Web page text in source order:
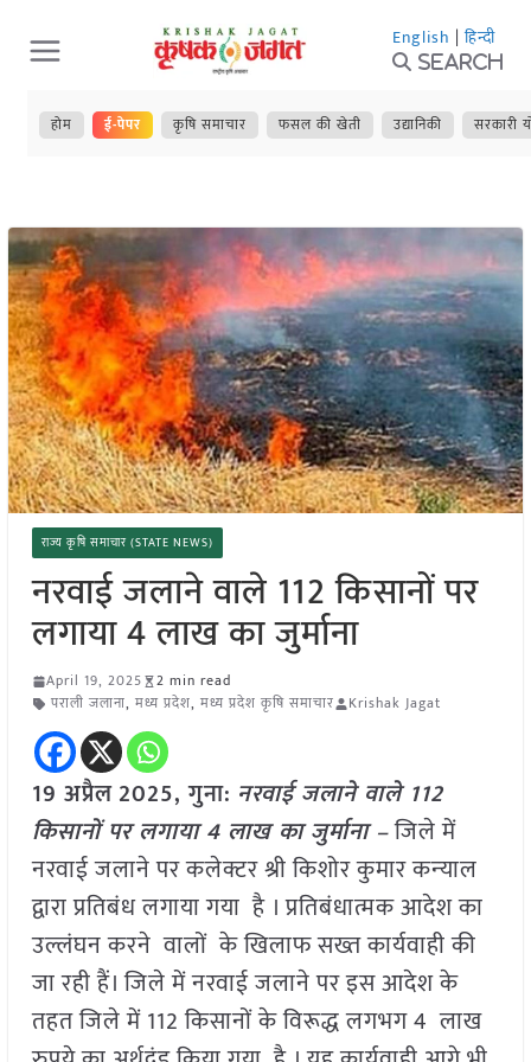
Skip
to
content
English | हिन्दी
Search
होम ई-पेपर कृषि समाचार फसल की खेती उद्यानिकी सरकारी
राज्य कृषि समाचार (STATE NEWS)
नरवाई जलाने वाले 112 किसानों पर
लगाया 4 लाख का जुर्माना
April 19, 2025
2 min read
पराली जलाना, मध्य प्रदेश, मध्य प्रदेश कृषि समाचार Krishak Jagat
19 अप्रैल2025,गुना: नरवाई जलाने वाले 112
किसानों पर लगाया 4 लाख का जुर्माना –जिले में
नरवाई जलाने पर कलेक्टर श्री किशोर कुमार कन्‍याल
द्वारा प्रतिबंध लगाया गया है । प्रतिबंधात्मक आदेश का
उल्लंघन करने वालों के खिलाफ सख्त कार्यवाही की
जा रही हैं। जिले में नरवाई जलाने पर इस आदेश के
तहत जिले में 112 किसानों के विरूद्ध लगभग 4 लाख